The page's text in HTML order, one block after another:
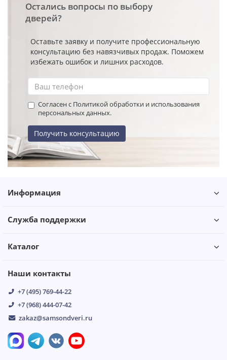
Остались вопросы по выбору
дверей?
Оставьте заявку и получите профессиональную
консультацию без навязчивых продаж. Поможем
избежать ошибок и лишних расходов.
Согласен с Политикой обработки и использования
персональных данных.
Получить консультацию
Информация
Служба поддержки
Каталог
Наши контакты
+7 (495) 769-44-22
+7 (968) 444-07-42
zakaz@samsondveri.ru